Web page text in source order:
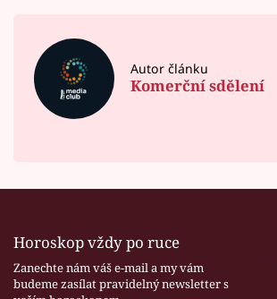
Autor článku
Komerční sdělení
Horoskop vždy po ruce
Zanechte nám váš e-mail a my vám
budeme zasílat pravidelný newsletter s